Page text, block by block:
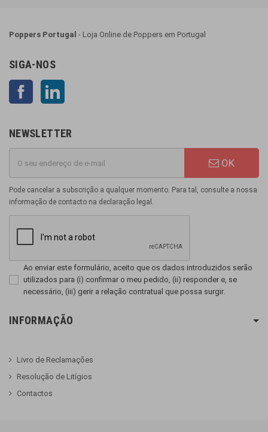
Poppers Portugal - Loja Online de Poppers em Portugal
SIGA-NOS
Facebook
NEWSLETTER
OK
Pode cancelar a subscrição a qualquer momento. Para tal, consulte a nossa
informação de contacto na declaração legal.
Ao enviar este formulário, aceito que os dados introduzidos serão
utilizados para (i) confirmar o meu pedido, (ii) responder e, se
necessário, (iii) gerir a relação contratual que possa surgir.
INFORMAÇÃO
Livro de Reclamações
Resolução de Litígios
Contactos